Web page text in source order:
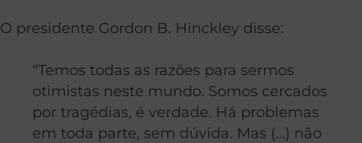
O presidente Gordon B. Hinckley disse:
“Temos todas as razões para sermos
otimistas neste mundo. Somos cercados
por tragédias, é verdade. Há problemas
em toda parte, sem dúvida. Mas (…) não